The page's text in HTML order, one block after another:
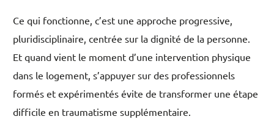
Ce qui fonctionne, c’est une approche progressive,
pluridisciplinaire, centrée sur la dignité de la personne.
Et quand vient le moment d’une intervention physique
dans le logement, s’appuyer sur des professionnels
formés et expérimentés évite de transformer une étape
difficile en traumatisme supplémentaire.